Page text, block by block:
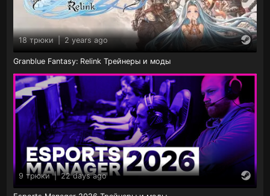
18 трюки | 2 years ago
Granblue Fantasy: Relink Трейнеры и моды
9 трюки | 22 days ago